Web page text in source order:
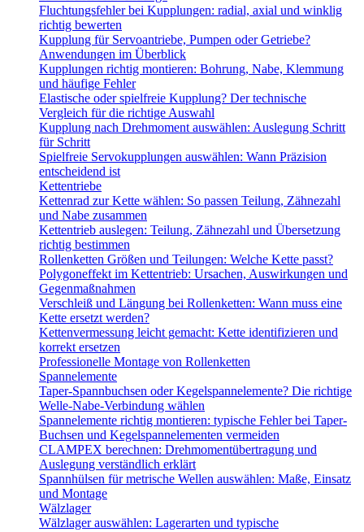
Fluchtungsfehler bei Kupplungen: radial, axial und winklig
richtig bewerten
Kupplung für Servoantriebe, Pumpen oder Getriebe?
Anwendungen im Überblick
Kupplungen richtig montieren: Bohrung, Nabe, Klemmung
und häufige Fehler
Elastische oder spielfreie Kupplung? Der technische
Vergleich für die richtige Auswahl
Kupplung nach Drehmoment auswählen: Auslegung Schritt
für Schritt
Spielfreie Servokupplungen auswählen: Wann Präzision
entscheidend ist
Kettentriebe
Kettenrad zur Kette wählen: So passen Teilung, Zähnezahl
und Nabe zusammen
Kettentrieb auslegen: Teilung, Zähnezahl und Übersetzung
richtig bestimmen
Rollenketten Größen und Teilungen: Welche Kette passt?
Polygoneffekt im Kettentrieb: Ursachen, Auswirkungen und
Gegenmaßnahmen
Verschleiß und Längung bei Rollenketten: Wann muss eine
Kette ersetzt werden?
Kettenvermessung leicht gemacht: Kette identifizieren und
korrekt ersetzen
Professionelle Montage von Rollenketten
Spannelemente
Taper-Spannbuchsen oder Kegelspannelemente? Die richtige
Welle-Nabe-Verbindung wählen
Spannelemente richtig montieren: typische Fehler bei Taper-
Buchsen und Kegelspannelementen vermeiden
CLAMPEX berechnen: Drehmomentübertragung und
Auslegung verständlich erklärt
Spannhülsen für metrische Wellen auswählen: Maße, Einsatz
und Montage
Wälzlager
Wälzlager auswählen: Lagerarten und typische